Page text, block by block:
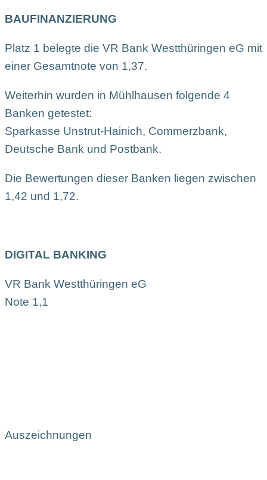
BAUFINANZIERUNG
Platz 1 belegte die VR Bank Westthüringen eG mit
einer Gesamtnote von 1,37.
Weiterhin wurden in Mühlhausen folgende 4
Banken getestet:
Sparkasse Unstrut-Hainich, Commerzbank,
Deutsche Bank und Postbank.
Die Bewertungen dieser Banken liegen zwischen
1,42 und 1,72.
DIGITAL BANKING
VR Bank Westthüringen eG
Note 1,1
Auszeichnungen